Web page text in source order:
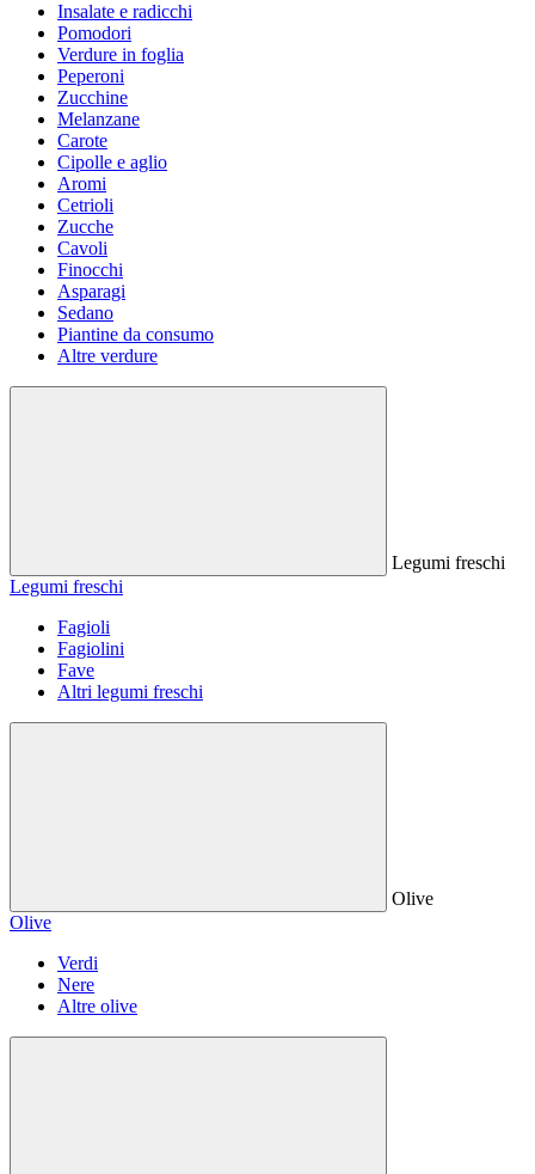
Insalate e radicchi
Pomodori
Verdure in foglia
Peperoni
Zucchine
Melanzane
Carote
Cipolle e aglio
Aromi
Cetrioli
Zucche
Cavoli
Finocchi
Asparagi
Sedano
Piantine da consumo
Altre verdure
Legumi freschi
Legumi freschi
Fagioli
Fagiolini
Fave
Altri legumi freschi
Olive
Olive
Verdi
Nere
Altre olive